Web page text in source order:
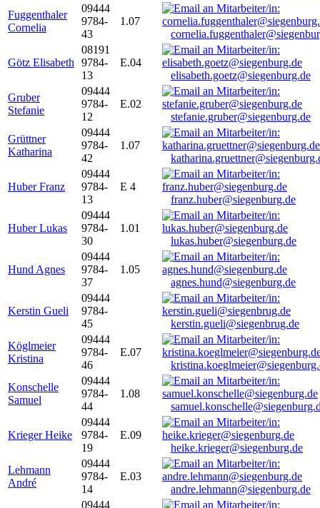
Fuggenthaler
Cornelia
09444
9784-
43
1.07
Götz Elisabeth
08191
9784-
13
E.04
elisabeth.goetz@siegenburg.de
Gruber
Stefanie
09444
9784-
12
E.02
stefanie.gruber@siegenburg.de
Grüttner
Katharina
09444
9784-
42
1.07
Huber Franz
09444
9784-
13
E 4
franz.huber@siegenburg.de
Huber Lukas
09444
9784-
30
1.01
lukas.huber@siegenburg.de
Hund Agnes
09444
9784-
37
1.05
agnes.hund@siegenburg.de
Kerstin Gueli
09444
9784-
45
kerstin.gueli@siegenbrug.de
Köglmeier
Kristina
09444
9784-
46
E.07
Konschelle
Samuel
09444
9784-
44
1.08
Krieger Heike
09444
9784-
19
E.09
heike.krieger@siegenburg.de
Lehmann
André
09444
9784-
14
E.03
andre.lehmann@siegenburg.de
09444